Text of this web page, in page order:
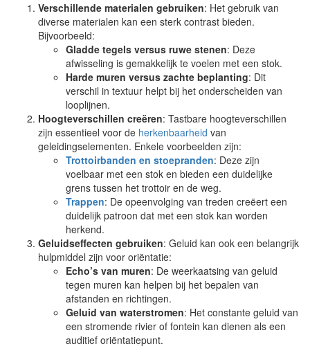
Verschillende materialen gebruiken: Het gebruik van
diverse materialen kan een sterk contrast bieden.
Bijvoorbeeld:
Gladde tegels versus ruwe stenen: Deze
afwisseling is gemakkelijk te voelen met een stok.
Harde muren versus zachte beplanting: Dit
verschil in textuur helpt bij het onderscheiden van
looplijnen.
Hoogteverschillen creëren: Tastbare hoogteverschillen
zijn essentieel voor de herkenbaarheid van
geleidingselementen. Enkele voorbeelden zijn:
Trottoirbanden en stoepranden: Deze zijn
voelbaar met een stok en bieden een duidelijke
grens tussen het trottoir en de weg.
Trappen: De opeenvolging van treden creëert een
duidelijk patroon dat met een stok kan worden
herkend.
Geluidseffecten gebruiken: Geluid kan ook een belangrijk
hulpmiddel zijn voor oriëntatie:
Echo’s van muren: De weerkaatsing van geluid
tegen muren kan helpen bij het bepalen van
afstanden en richtingen.
Geluid van waterstromen: Het constante geluid van
een stromende rivier of fontein kan dienen als een
auditief oriëntatiepunt.